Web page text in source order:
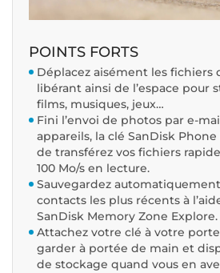
POINTS FORTS
Déplacez aisément les fichiers
libérant ainsi de l’espace pour
films, musiques, jeux…
Fini l’envoi de photos par e-
appareils, la clé SanDisk
de transférez vos fichiers
100 Mo/s en lecture.
Sauvegardez
contacts les plus récents à
SanDisk Memory Zone Explore.
Attachez votre clé à votre
garder à portée de main et
de stockage quand vous en